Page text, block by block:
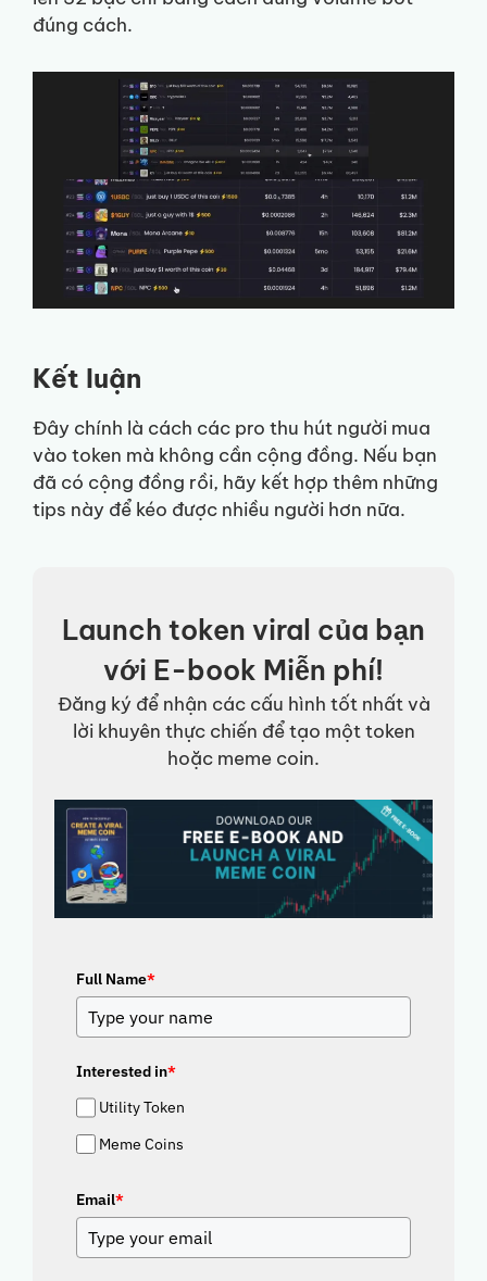
đúng cách.
Kết luận
Đây chính là cách các pro thu hút người mua
vào token mà không cần cộng đồng. Nếu bạn
đã có cộng đồng rồi, hãy kết hợp thêm những
tips này để kéo được nhiều người hơn nữa.
Launch token viral của bạn
với E-book Miễn phí!
Đăng ký để nhận các cấu hình tốt nhất và
lời khuyên thực chiến để tạo một token
hoặc meme coin.
Full Name*
Interested in*
Utility Token
Meme Coins
Email*